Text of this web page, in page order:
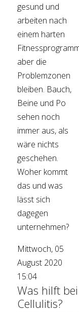
gesund und
arbeiten nach
einem harten
aber die
Problemzonen
bleiben. Bauch,
Beine und Po
sehen noch
immer aus, als
wäre nichts
geschehen.
Woher kommt
das und was
lässt sich
dagegen
unternehmen?
Mittwoch, 05
August 2020
15:04
Was hilft bei
Cellulitis?